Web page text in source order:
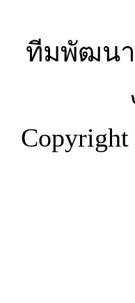
ทีมพัฒนา